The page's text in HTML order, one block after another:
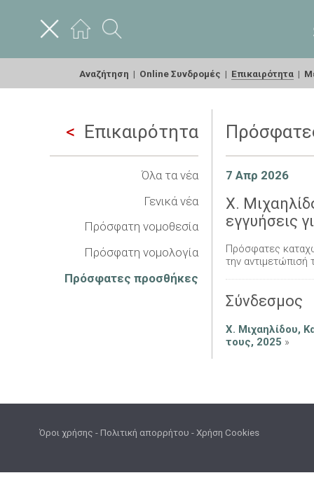
Αναζήτηση | Online Συνδρομές | Επικαιρότητα |
Επικαιρότητα
Όλα τα νέα
Γενικά νέα
Πρόσφατη νομοθεσία
Πρόσφατη νομολογία
Πρόσφατες προσθήκες
7 Απρ 2026
Χ.
εγγυήσεις
Πρόσφατες
την αντιμετώπισή
Σύνδεσμος
Χ. Μιχαηλίδου,
τους, 2025 »
Όροι χρήσης -Πολιτική απορρήτου -Χρήση Cookies